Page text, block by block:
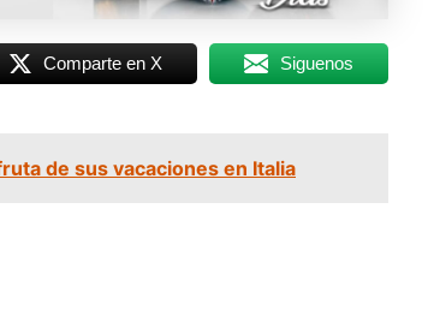
Comparte en X Siguenos
de sus vacaciones en Italia